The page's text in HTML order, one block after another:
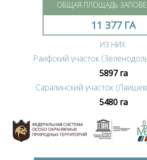
ОБЩАЯ ПЛОЩАДЬ
11 377 ГА
ИЗ НИХ:
Раифский участок
5897 га
Саралинский участок
5480 га